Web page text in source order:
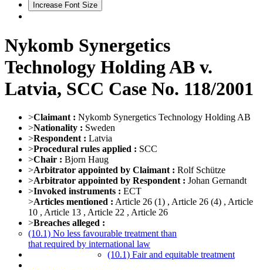
Increase Font Size
Nykomb Synergetics
Technology Holding AB v.
Latvia, SCC Case No. 118/2001
>Claimant : Nykomb Synergetics Technology Holding AB
>Nationality : Sweden
>Respondent : Latvia
>Procedural rules applied : SCC
>Chair : Bjorn Haug
>Arbitrator appointed by Claimant : Rolf Schütze
>Arbitrator appointed by Respondent : Johan Gernandt
>Invoked instruments : ECT
>Articles mentioned : Article 26 (1) , Article 26 (4) , Article
10 , Article 13 , Article 22 , Article 26
>Breaches alleged :
(10.1) No less favourable treatment than
that required by international law
(10.1) Fair and equitable treatment